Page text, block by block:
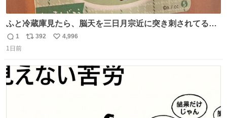
ふと冷蔵庫見たら、脳天を三日月宗近に突き刺されてるく
りまんじゅうパイセンが
返
信
1
リ
ト
数
392
い
数
4,996
1日前